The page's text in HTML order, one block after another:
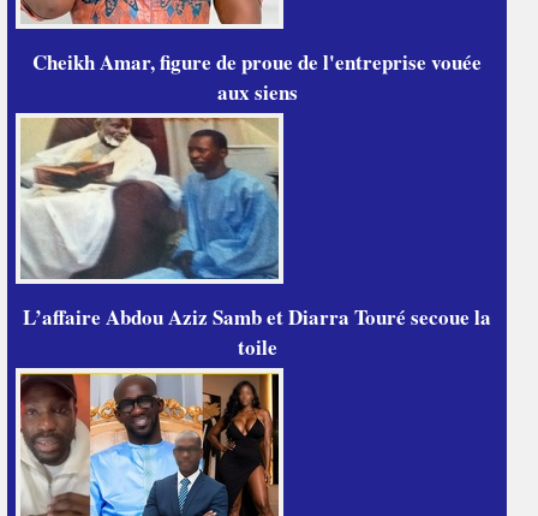
Cheikh Amar, figure de proue de l'entreprise vouée
aux siens
L’affaire Abdou Aziz Samb et Diarra Touré secoue la
toile